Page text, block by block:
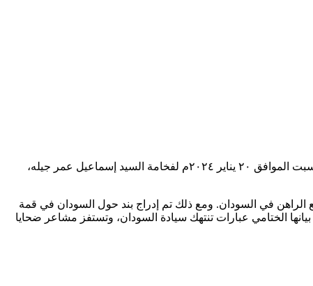
تفيد وزارة الخارجية بأن فخامة الفريق أول ركن عبد الفتاح البرهان عبد الرحمن، رئيس مجلس السيادة، قد بعث برسالة خطية صباح اليوم السبت الموافق ٢٠ يناير ٢٠٢٤م لفخامة السيد إسماعيل عمر جيله،
الراهن في السودان. ومع ذلك تم إدراج بند حول السودان في قمة
اليوغندية كمبالا، وقاطعها السودان، وحمل بيانها الختامي عبارات تنتهك سيادة السودان، وتستفز مشاعر ضحايا